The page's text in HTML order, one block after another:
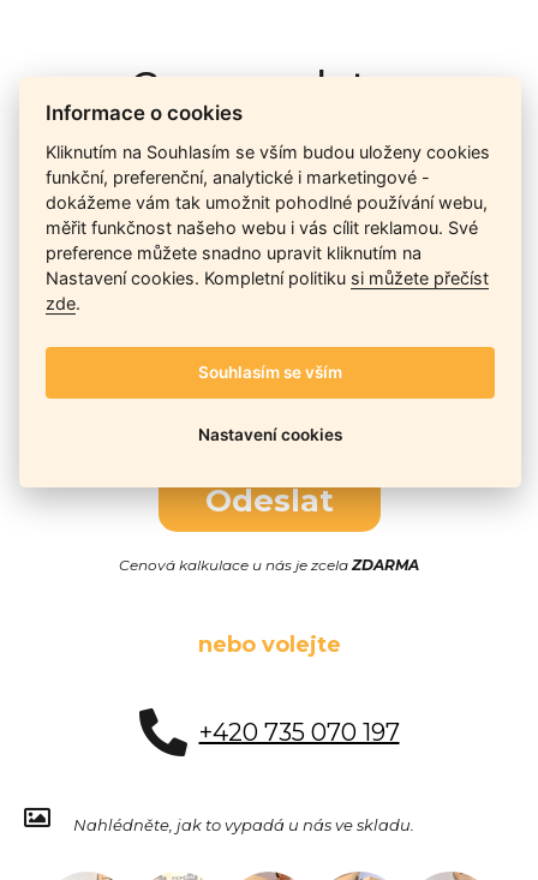
Cena na dotaz
Ceny závisí na množství kusů skladem, dostupnosti náhrad,
výkonnosti a atypičnosti daného modelu. Pokusíme se
nabídnout
aktuálně nejlepší cenu
, a Vy si vyberete, co je pro
Vás nejvýhodnější.
Odeslat
Cenová kalkulace u nás je zcelaZDARMA
nebo volejte
+420 735 070 197
Nahlédněte, jak to vypadá u nás ve skladu.
Informace o cookies
Kliknutím na Souhlasím se vším budou uloženy cookies
funkční, preferenční, analytické i marketingové -
dokážeme vám tak umožnit pohodlné používání webu,
měřit funkčnost našeho webu i vás cílit reklamou. Své
preference můžete snadno upravit kliknutím na
Nastavení cookies. Kompletní politiku si můžete přečíst
zde.
Souhlasím se vším
Nastavení cookies